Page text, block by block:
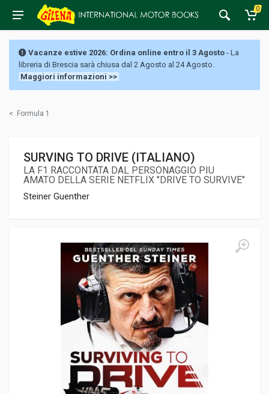
0
Vacanze estive 2026: Ordina online entro il 3 Agosto - La
libreria di Brescia sarà chiusa dal 2 Agosto al 24 Agosto.
Maggiori informazioni >>
< Formula 1
SURVING TO DRIVE (ITALIANO)
LA F1 RACCONTATA DAL PERSONAGGIO PIU
AMATO DELLA SERIE NETFLIX "DRIVE TO SURVIVE"
Steiner Guenther